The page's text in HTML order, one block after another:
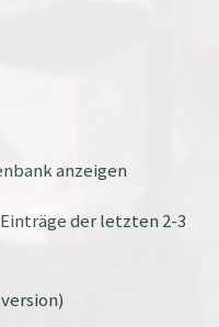
anzeigen
der letzten 2-3